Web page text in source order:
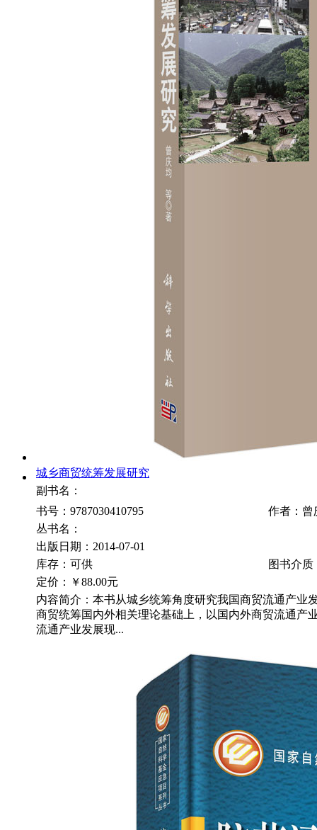
城乡商贸统筹发展研究
副书名：
书号：9787030410795
作者：曾
丛书名：
出版日期：2014-07-01
库存：可供
图书介质
定价：
￥88.00元
内容简介：本书从城乡统筹角度研究我国商贸流通产业
商贸统筹国内外相关理论基础上，以国内外商贸流通产
流通产业发展现...